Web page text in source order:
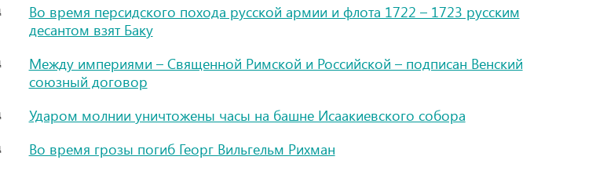
Во время персидского похода русской армии и флота 1722 – 1723 русским
десантом взят Баку
Между империями – Священной Римской и Российской – подписан Венский
союзный договор
Ударом молнии уничтожены часы на башне Исаакиевского собора
Во время грозы погиб Георг Вильгельм Рихман